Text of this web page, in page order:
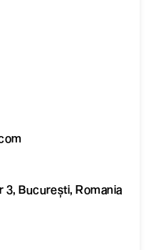
3, București, Romania